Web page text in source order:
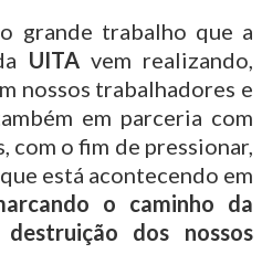
grande trabalho que a
UITAvem realizando,
nossos trabalhadores e
em parceria com
com o fim de pressionar,
está acontecendo em
o caminho da
dos nossos